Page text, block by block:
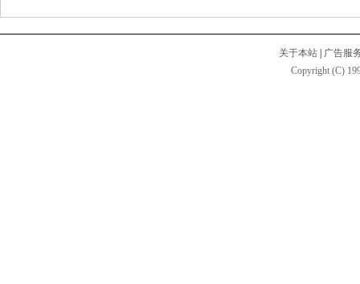
关于本站
广告服
Copyright (C)